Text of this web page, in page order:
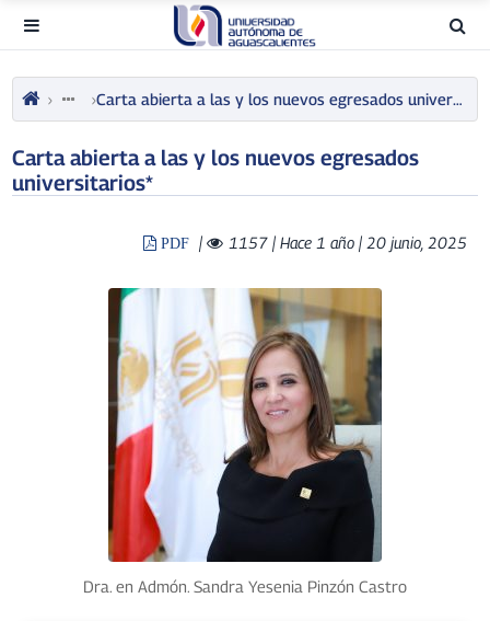
Carta abierta a las y los nuevos egresados universitarios*
Carta abierta a las y los nuevos egresados
universitarios*
PDF | 1157| Hace 1 año | 20 junio, 2025
Dra. en Admón. Sandra Yesenia Pinzón Castro